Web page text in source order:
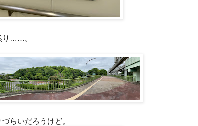
り……。
らいだろうけど。